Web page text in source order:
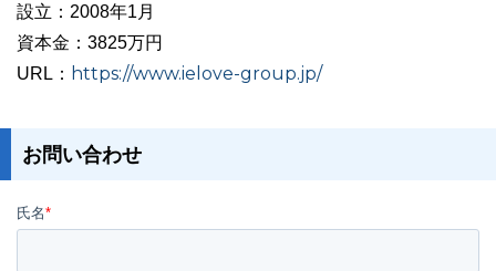
設立：2008年1月
資本金：3825万円
URL： https://www.ielove-group.jp/
お問い合わせ